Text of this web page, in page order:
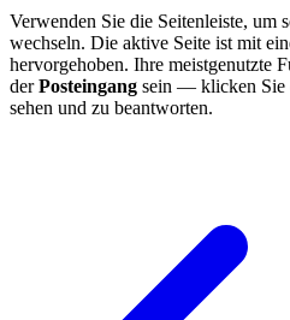
Verwenden Sie die Seitenleiste, um
wechseln. Die aktive Seite ist mit
hervorgehoben. Ihre meistgenutzte
derPosteingang sein — klicken Sie
sehen und zu beantworten.